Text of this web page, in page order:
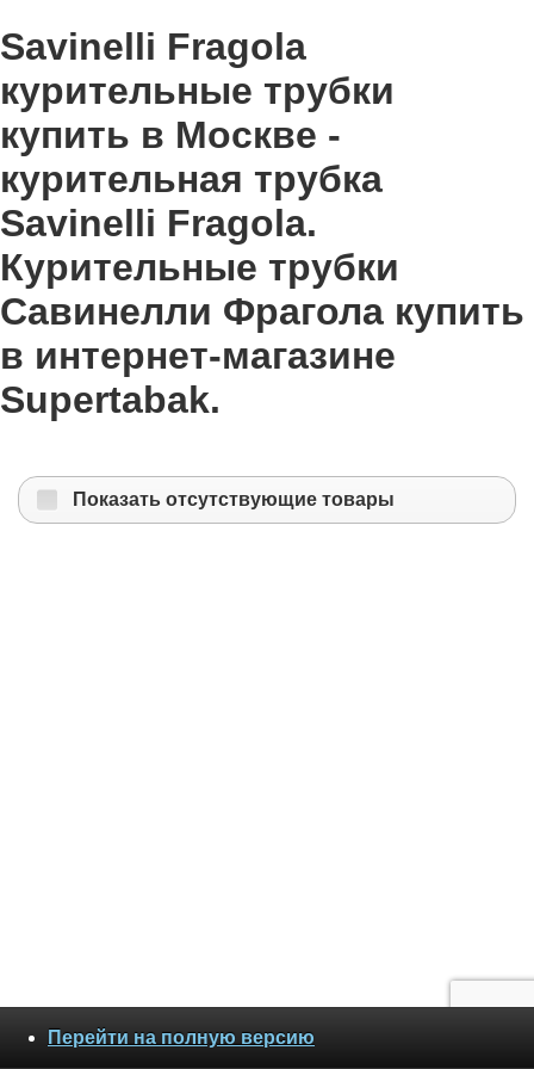
Savinelli Fragola
курительные трубки
купить в Москве -
курительная трубка
Savinelli Fragola.
Курительные трубки
Савинелли Фрагола купить
в интернет-магазине
Supertabak.
Показать отсутствующие товары
Перейти на полную версию